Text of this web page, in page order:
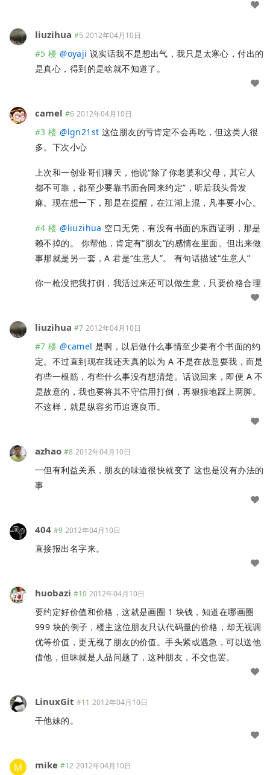
liuzihua #5 2012年04月10日
#5 楼 @oyaji 说实话我不是想出气，我只是太寒心，付出的
是真心，得到的是啥就不知道了。
camel #6 2012年04月10日
#3 楼 @lgn21st 这位朋友的亏肯定不会再吃，但这类人很
多。下次小心
上次和一创业哥们聊天，他说“除了你老婆和父母，其它人
都不可靠，都至少要靠书面合同来约定”，听后我头骨发
麻。现在想一下，那是在提醒，在江湖上混，凡事要小心。
#4 楼 @liuzihua 空口无凭，有没有书面的东西证明，那是
赖不掉的。 你帮他，肯定有“朋友”的感情在里面。但出来做
事那就是另一套，A 君是“生意人”。 有句话描述“生意人”
你一枪没把我打倒，我活过来还可以做生意，只要价格合理
liuzihua #7 2012年04月10日
#7 楼 @camel 是啊，以后做什么事情至少要有个书面的约
定。不过直到现在我还天真的以为 A 不是在故意耍我，而是
有些一根筋，有些什么事没有想清楚。话说回来，即便 A 不
是故意的，我也要将其不守信用打倒，再狠狠地踩上两脚。
不这样，就是纵容劣币追逐良币。
azhao #8 2012年04月10日
一但有利益关系，朋友的味道很快就变了 这也是没有办法的
事
404 #9 2012年04月10日
直接报出名字来。
huobazi #10 2012年04月10日
要约定好价值和价格，这就是画圈 1 块钱，知道在哪画圈
999 块的例子，楼主这位朋友只认代码量的价格，却无视调
优等价值，更无视了朋友的价值。手头紧或遇急，可以送他
借他，但昧就是人品问题了，这种朋友，不交也罢。
LinuxGit #11 2012年04月10日
干他妹的。
mike #12 2012年04月10日